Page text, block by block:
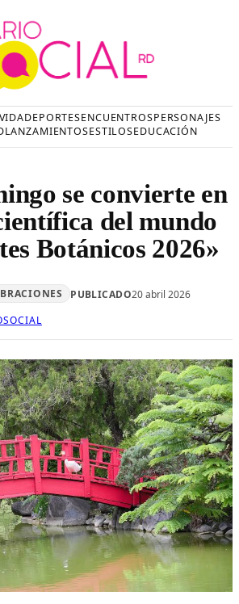
VIDADEPORTESENCUENTROSPERSONAJES
LANZAMIENTOSESTILOSEDUCACIÓN
se convierte en
del mundo
Botánicos 2026»
PUBLICADO20 abril 2026